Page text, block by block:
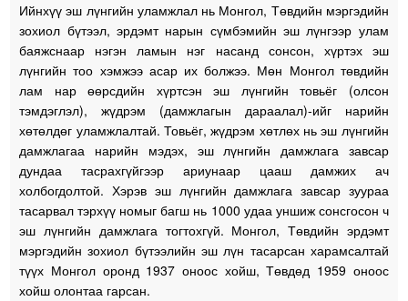
Ийнхүү эш лүнгийн уламжлал нь Монгол, Төвдийн мэргэдийн
зохиол бүтээл, эрдэмт нарын сүмбэмийн эш лүнгээр улам
баяжснаар нэгэн ламын нэг насанд сонсон, хүртэх эш
лүнгийн тоо хэмжээ асар их болжээ. Мөн Монгол төвдийн
лам нар өөрсдийн хүртсэн эш лүнгийн товьёг (олсон
тэмдэглэл), жүдрэм (дамжлагын дараалал)-ийг нарийн
хөтөлдөг уламжлалтай. Товьёг, жүдрэм хөтлөх нь эш лүнгийн
дамжлагаа нарийн мэдэх, эш лүнгийн дамжлага завсар
дундаа тасрахгүйгээр ариунаар цааш дамжих ач
холбогдолтой. Хэрэв эш лүнгийн дамжлага завсар зуураа
тасарвал тэрхүү номыг багш нь 1000 удаа уншиж сонсгосон ч
эш лүнгийн дамжлага тогтохгүй. Монгол, Төвдийн эрдэмт
мэргэдийн зохиол бүтээлийн эш лүн тасарсан харамсалтай
түүх Монгол оронд 1937 оноос хойш, Төвдөд 1959 оноос
хойш олонтаа гарсан.